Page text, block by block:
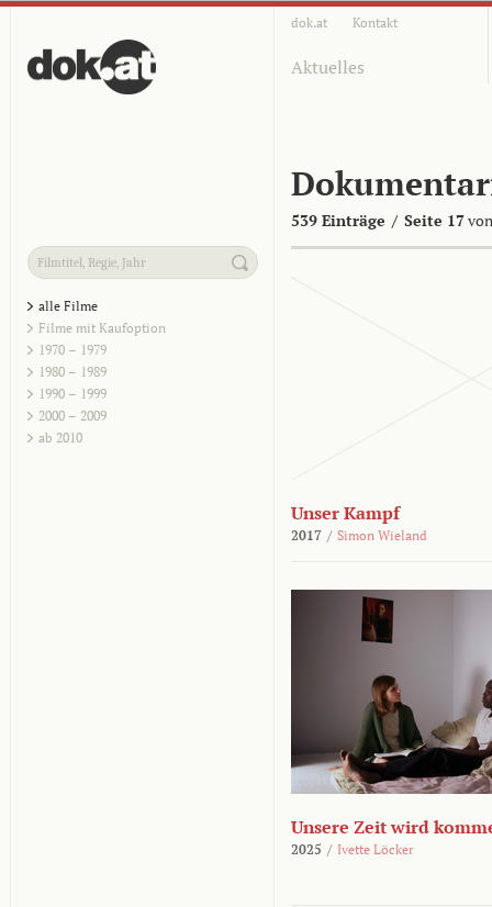
dok.at Kontakt
Aktuelles
539 Einträge / Seite 17
alle Filme
Filme mit Kaufoption
1970 – 1979
1980 – 1989
1990 – 1999
2000 – 2009
ab 2010
Unser Kampf
2017 / Simon Wieland
Unsere Zeit wird
2025 / Ivette Löcker